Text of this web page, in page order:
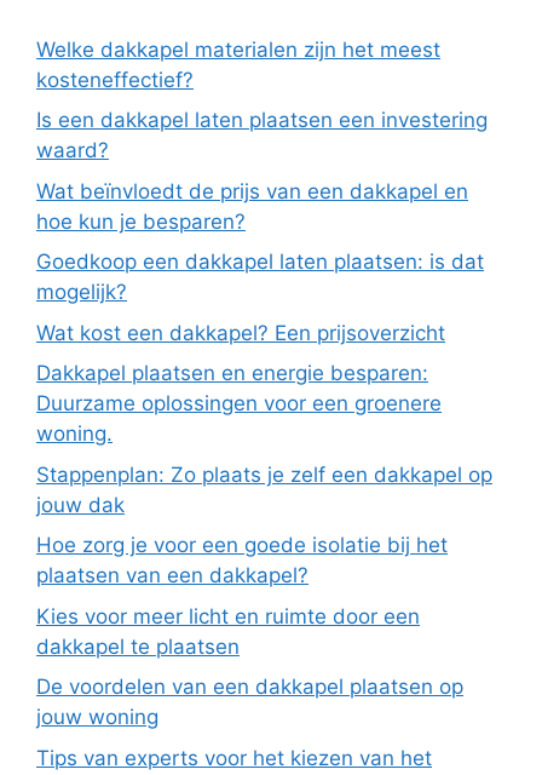
Welke dakkapel materialen zijn het meest
kosteneffectief?
Is een dakkapel laten plaatsen een investering
waard?
Wat beïnvloedt de prijs van een dakkapel en
hoe kun je besparen?
Goedkoop een dakkapel laten plaatsen: is dat
mogelijk?
Wat kost een dakkapel? Een prijsoverzicht
Dakkapel plaatsen en energie besparen:
Duurzame oplossingen voor een groenere
woning.
Stappenplan: Zo plaats je zelf een dakkapel op
jouw dak
Hoe zorg je voor een goede isolatie bij het
plaatsen van een dakkapel?
Kies voor meer licht en ruimte door een
dakkapel te plaatsen
De voordelen van een dakkapel plaatsen op
jouw woning
Tips van experts voor het kiezen van het